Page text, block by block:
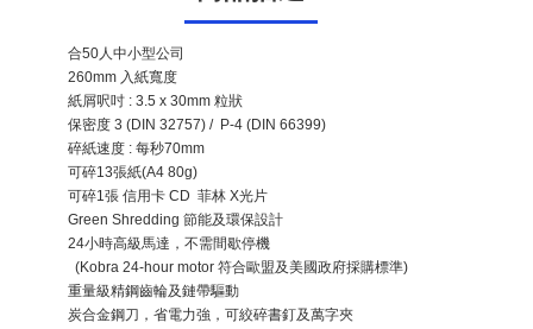
合50人中小型公司
260mm 入紙寬度
紙屑呎吋 : 3.5 x 30mm 粒狀
保密度 3 (DIN 32757) / P-4 (DIN 66399)
碎紙速度 : 每秒70mm
可碎13張紙(A4 80g)
可碎1張 信用卡 CD 菲林 X光片
Green Shredding 節能及環保設計
24小時高級馬達，不需間歇停機
(Kobra 24-hour motor 符合歐盟及美國政府採購標準)
重量級精鋼齒輪及鏈帶驅動
炭合金鋼刀，省電力強，可絞碎書釘及萬字夾